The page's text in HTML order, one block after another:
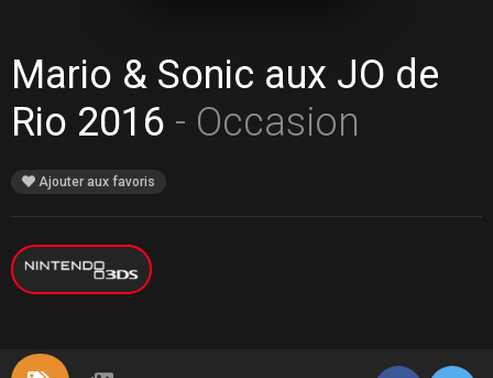
Mario & Sonic aux JO de
Rio 2016 - Occasion
Ajouter aux favoris